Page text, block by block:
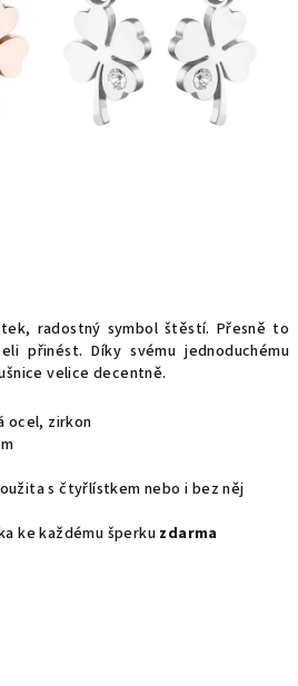
radostný symbol štěstí. Přesně to
přinést. Díky svému jednoduchému
velice decentně.
ocel, zirkon
s čtyřlístkem nebo i bez něj
ke každému šperku zdarma